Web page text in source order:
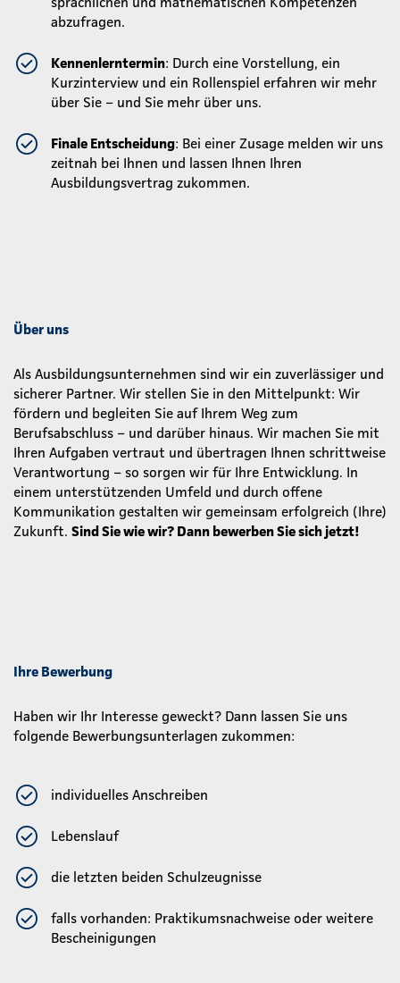
abzufragen.
Kennenlerntermin: Durch eine Vorstellung, ein
Kurzinterview und ein Rollenspiel erfahren wir mehr
über Sie – und Sie mehr über uns.
Finale Entscheidung: Bei einer Zusage melden wir uns
zeitnah bei Ihnen und lassen Ihnen Ihren
Ausbildungsvertrag zukommen.
Über uns
Als Ausbildungsunternehmen sind wir ein zuverlässiger und
sicherer Partner. Wir stellen Sie in den Mittelpunkt: Wir
fördern und begleiten Sie auf Ihrem Weg zum
Berufsabschluss – und darüber hinaus. Wir machen Sie mit
Ihren Aufgaben vertraut und übertragen Ihnen schrittweise
Verantwortung – so sorgen wir für Ihre Entwicklung. In
einem unterstützenden Umfeld und durch offene
Kommunikation gestalten wir gemeinsam erfolgreich (Ihre)
Zukunft. Sind Sie wie wir? Dann bewerben Sie sich jetzt!
Ihre Bewerbung
Haben wir Ihr Interesse geweckt? Dann lassen Sie uns
folgende Bewerbungsunterlagen zukommen:
individuelles Anschreiben
Lebenslauf
die letzten beiden Schulzeugnisse
falls vorhanden: Praktikumsnachweise oder weitere
Bescheinigungen